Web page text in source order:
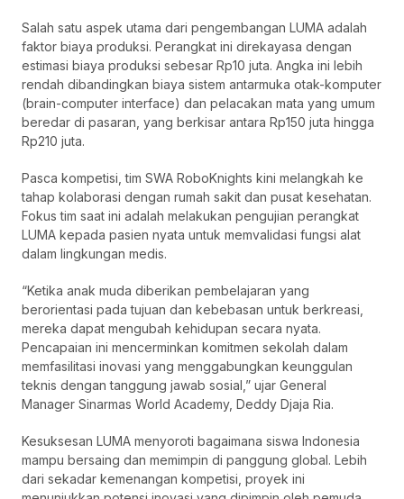
Salah satu aspek utama dari pengembangan LUMA adalah
faktor biaya produksi. Perangkat ini direkayasa dengan
estimasi biaya produksi sebesar Rp10 juta. Angka ini lebih
rendah dibandingkan biaya sistem antarmuka otak-komputer
(brain-computer interface) dan pelacakan mata yang umum
beredar di pasaran, yang berkisar antara Rp150 juta hingga
Rp210 juta.
Pasca kompetisi, tim SWA RoboKnights kini melangkah ke
tahap kolaborasi dengan rumah sakit dan pusat kesehatan.
Fokus tim saat ini adalah melakukan pengujian perangkat
LUMA kepada pasien nyata untuk memvalidasi fungsi alat
dalam lingkungan medis.
“Ketika anak muda diberikan pembelajaran yang
berorientasi pada tujuan dan kebebasan untuk berkreasi,
mereka dapat mengubah kehidupan secara nyata.
Pencapaian ini mencerminkan komitmen sekolah dalam
memfasilitasi inovasi yang menggabungkan keunggulan
teknis dengan tanggung jawab sosial,” ujar General
Manager Sinarmas World Academy, Deddy Djaja Ria.
Kesuksesan LUMA menyoroti bagaimana siswa Indonesia
mampu bersaing dan memimpin di panggung global. Lebih
dari sekadar kemenangan kompetisi, proyek ini